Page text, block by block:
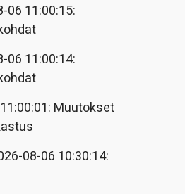
06 11:00:15:
06 11:00:14:
Muutokset
08-06 10:30:14: